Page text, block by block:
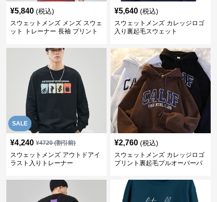
¥5,840 (税込)
スウェットメンズ メンズ スウェ
ット トレーナー 長袖 プリント
¥5,640 (税込)
スウェットメンズ カレッジロゴ
入り裏起毛スウェット
SALE
¥4,240 ¥4720(割引前)
スウェットメンズ アウトドアイ
ラスト入りトレーナー
¥2,760 (税込)
スウェットメンズ カレッジロゴ
プリント裏起毛プルオーバーパ